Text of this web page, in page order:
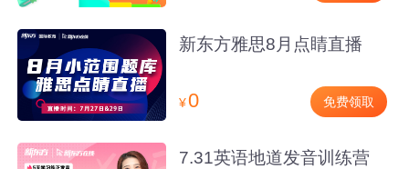
新东方雅思8月点睛直播
¥0 免费领取
7.31英语地道发音训练营